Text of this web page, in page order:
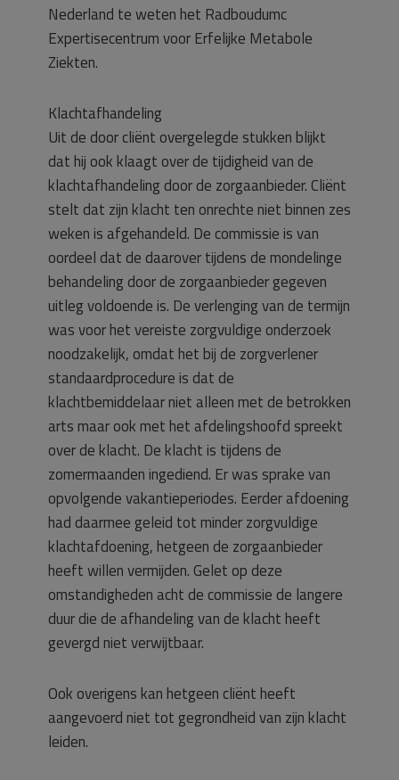
Nederland te weten het Radboudumc
Expertisecentrum voor Erfelijke Metabole
Ziekten.
Klachtafhandeling
Uit de door cliënt overgelegde stukken blijkt
dat hij ook klaagt over de tijdigheid van de
klachtafhandeling door de zorgaanbieder. Cliënt
stelt dat zijn klacht ten onrechte niet binnen zes
weken is afgehandeld. De commissie is van
oordeel dat de daarover tijdens de mondelinge
behandeling door de zorgaanbieder gegeven
uitleg voldoende is. De verlenging van de termijn
was voor het vereiste zorgvuldige onderzoek
noodzakelijk, omdat het bij de zorgverlener
standaardprocedure is dat de
klachtbemiddelaar niet alleen met de betrokken
arts maar ook met het afdelingshoofd spreekt
over de klacht. De klacht is tijdens de
zomermaanden ingediend. Er was sprake van
opvolgende vakantieperiodes. Eerder afdoening
had daarmee geleid tot minder zorgvuldige
klachtafdoening, hetgeen de zorgaanbieder
heeft willen vermijden. Gelet op deze
omstandigheden acht de commissie de langere
duur die de afhandeling van de klacht heeft
gevergd niet verwijtbaar.
Ook overigens kan hetgeen cliënt heeft
aangevoerd niet tot gegrondheid van zijn klacht
leiden.